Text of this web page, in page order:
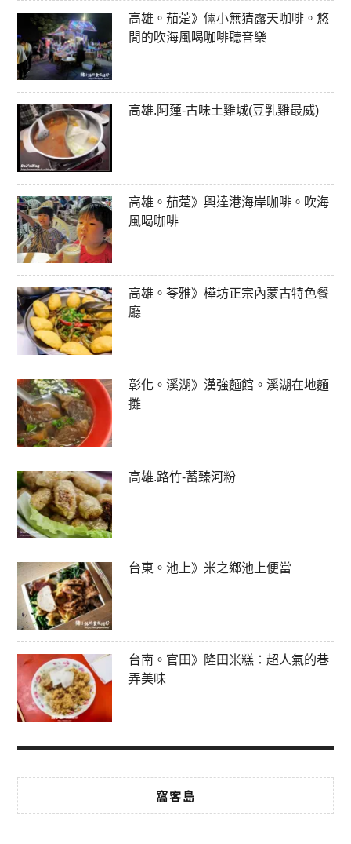
高雄。茄萣》倆小無猜露天咖啡。悠
閒的吹海風喝咖啡聽音樂
高雄.阿蓮-古味土雞城(豆乳雞最威)
高雄。茄萣》興達港海岸咖啡。吹海
風喝咖啡
高雄。苓雅》樺坊正宗內蒙古特色餐
廳
彰化。溪湖》漢強麵館。溪湖在地麵
攤
高雄.路竹-蓄臻河粉
台東。池上》米之鄉池上便當
台南。官田》隆田米糕：超人氣的巷
弄美味
窩客島